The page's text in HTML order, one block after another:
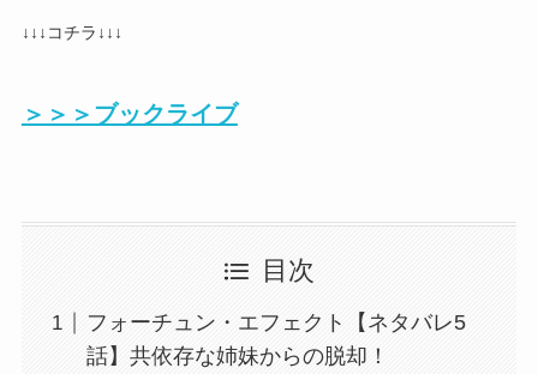
↓↓↓コチラ↓↓↓
＞＞＞ブックライブ
目次
フォーチュン・エフェクト【ネタバレ5
話】共依存な姉妹からの脱却！